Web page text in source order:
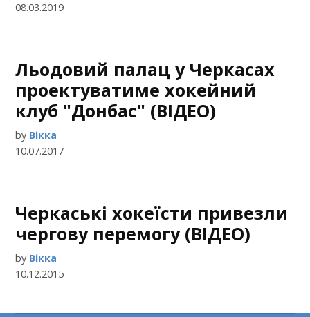
08.03.2019
Льодовий палац у Черкасах
проектуватиме хокейний
клуб "Донбас" (ВІДЕО)
by Вікка
10.07.2017
Черкаські хокеїсти привезли
чергову перемогу (ВІДЕО)
by Вікка
10.12.2015